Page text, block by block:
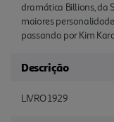
dramática Billions, da
maiores
passando por Kim
Descrição
LIVRO 1929